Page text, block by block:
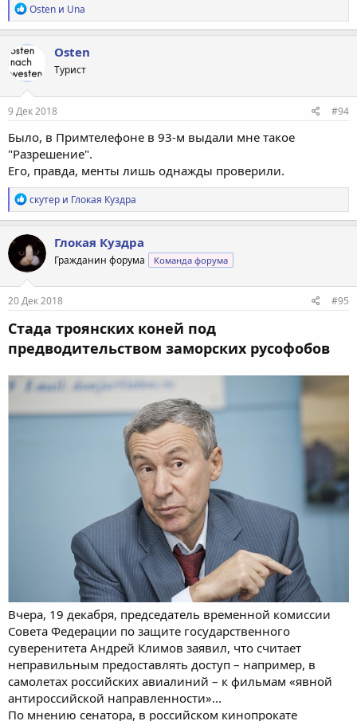
Р
е
а
к
ц
и
и
:
Osten и Una
Osten
Турист
9 Дек 2018 #94
Было, в Примтелефоне в 93-м выдали мне такое
"Разрешение".
Его, правда, менты лишь однажды проверили.
Р
е
а
к
ц
и
и
:
скутер и Глокая Куздра
Глокая Куздра
Гражданин форума Команда форума
20 Дек 2018 #95
Стада троянских коней под
предводительством заморских русофобов
Вчера, 19 декабря, председатель временной комиссии
Совета Федерации по защите государственного
суверенитета Андрей Климов заявил, что считает
неправильным предоставлять доступ – например, в
самолетах российских авиалиний – к фильмам «явной
антироссийской направленности»...
По мнению сенатора, в российском кинопрокате